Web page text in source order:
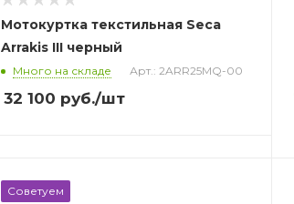
Мотокуртка текстильная Seca
Arrakis III черный
Много на складе Арт.: 2ARR25MQ-00
32 100 руб./шт
Советуем